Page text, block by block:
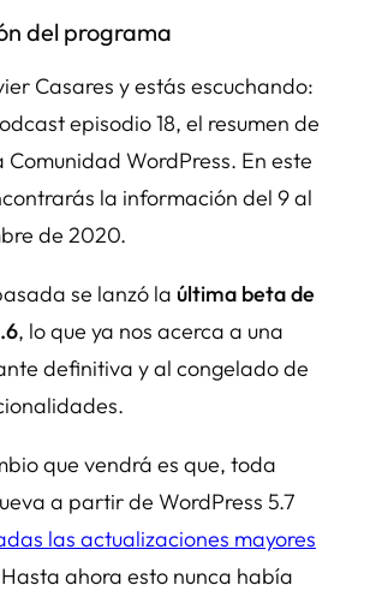
del programa
Casares y estás escuchando:
episodio 18, el resumen de
Comunidad WordPress. En este
la información del 9 al
de 2020.
se lanzó la última beta de
, lo que ya nos acerca a una
definitiva y al congelado de
que vendrá es que, toda
a partir de WordPress 5.7
las actualizaciones mayores
ahora esto nunca había